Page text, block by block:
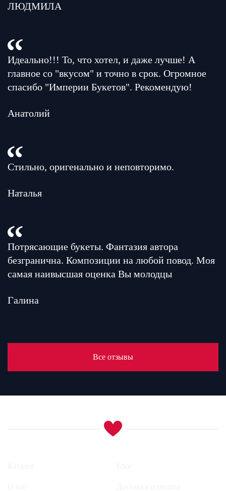
ЛЮДМИЛА
Идеально!!! То, что хотел, и даже лучше! А
главное со "вкусом" и точно в срок. Огромное
спасибо "Империи Букетов". Рекомендую!
Анатолий
Стильно, оригенально и неповторимо.
Наталья
Потрясающие букеты. Фантазия автора
безгранична. Композиции на любой повод. Моя
самая наивысшая оценка Вы молодцы
Галина
Все отзывы